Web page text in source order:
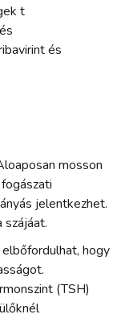
t
és
mosson
jelentkezhet.
szájáat.
hogy
(TSH)